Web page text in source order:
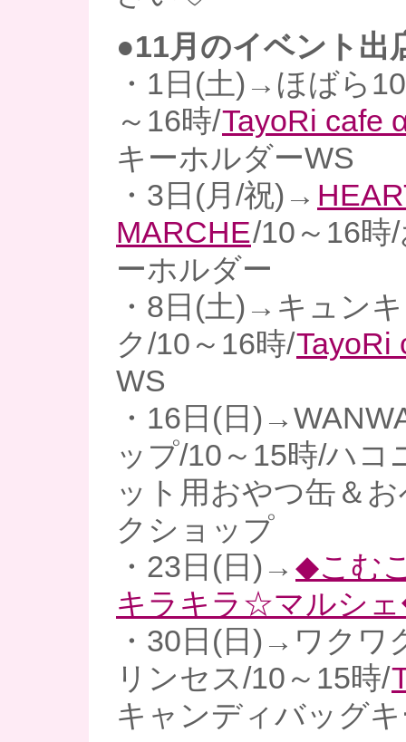
●11月のイベント出
・1日(土)→ほばら
～16時/TayoRi cafe
キーホルダーWS
・3日(月/祝)→
MARCHE/10～16時
ーホルダー
・8日(土)→キュン
ク/10～16時/TayoRi
WS
・16日(日
ップ/10～15時/ハコ
ット用おやつ缶＆
クショップ
・23日(日)→ ◆こむ
キラキラ☆マルシ
・30日(日)→ワクワ
リンセス/10～15時/
キャンディバッグ